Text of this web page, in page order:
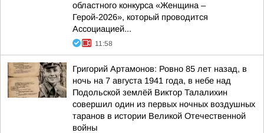
областного конкурса «Женщина –
Герой-2026», который проводится
Ассоциацией...
11:58
Григорий Артамонов: Ровно 85 лет назад, в
ночь на 7 августа 1941 года, в небе над
Подольской землёй Виктор Талалихин
совершил один из первых ночных воздушных
таранов в истории Великой Отечественной
войны